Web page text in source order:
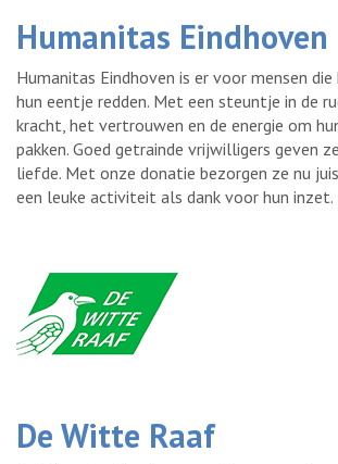
Humanitas Eindhoven
Humanitas Eindhoven is er voor mensen
hun eentje redden. Met een steuntje in de
kracht, het vertrouwen en de energie om
pakken. Goed getrainde vrijwilligers geven
liefde. Met onze donatie bezorgen ze nu
een leuke activiteit als dank voor hun inzet.
De Witte Raaf